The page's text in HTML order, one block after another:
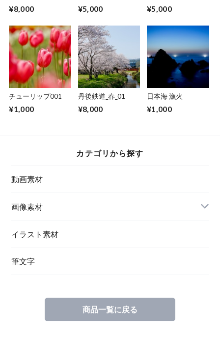
¥8,000 ¥5,000 ¥5,000
チューリップ001
¥1,000
丹後鉄道_春_01
¥8,000
日本海 漁火
¥1,000
カテゴリから探す
動画素材
画像素材
鉄道写真
イラスト素材
筆文字
商品一覧に戻る